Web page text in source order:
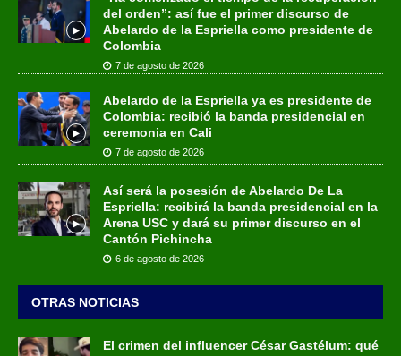
del orden”: así fue el primer discurso de
Abelardo de la Espriella como presidente de
Colombia
7 de agosto de 2026
Abelardo de la Espriella ya es presidente de
Colombia: recibió la banda presidencial en
ceremonia en Cali
7 de agosto de 2026
Así será la posesión de Abelardo De La
Espriella: recibirá la banda presidencial en la
Arena USC y dará su primer discurso en el
Cantón Pichincha
6 de agosto de 2026
OTRAS NOTICIAS
El crimen del influencer César Gastélum: qué